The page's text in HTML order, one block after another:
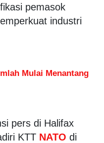
pemasok
industri
Mulai Menantang
pers di Halifax
KTT NATO di